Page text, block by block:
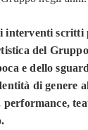
interventi scritti
del
e dello
di genere
performance,